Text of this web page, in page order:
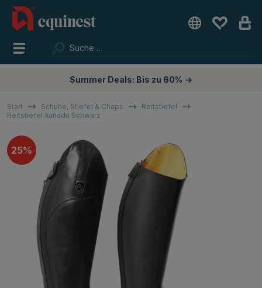
Summer Deals: Bis zu 60% →
Start Schuhe, Stiefel & Chaps
Reitstiefel
Reitstiefel Xanadu Schwarz
25%